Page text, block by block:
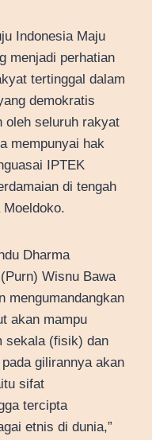
Indonesia Maju
menjadi perhatian
tertinggal dalam
demokratis
oleh seluruh rakyat
mempunyai hak
IPTEK
di tengah
Dharma
Wisnu Bawa
mengumandangkan
akan mampu
sekala (fisik) dan
gilirannya akan
sifat
tercipta
etnis di dunia,”